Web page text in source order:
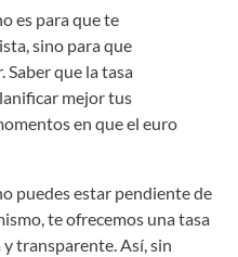
es para que te
sino para que
Saber que la tasa
mejor tus
en que el euro
puedes estar pendiente de
te ofrecemos una tasa
transparente. Así, sin